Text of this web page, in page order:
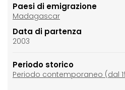
Paesi di emigrazione
Madagascar
Data di partenza
2003
Periodo storico
Periodo contemporaneo (dal